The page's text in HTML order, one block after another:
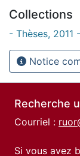
Collections
- Thèses, 2011
Notice
Recherche
Courriel :
Si vous avez